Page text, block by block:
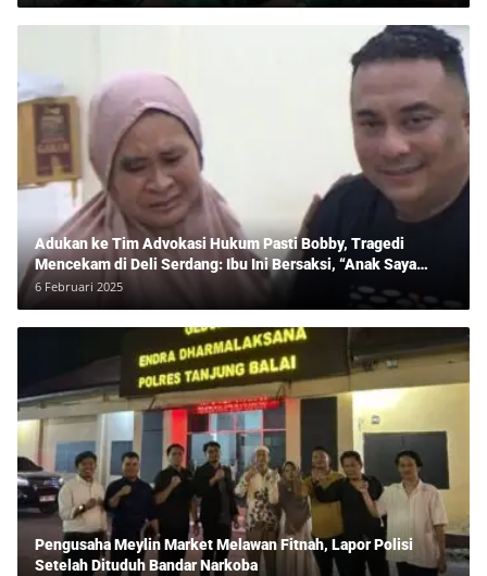
Adukan ke Tim Advokasi Hukum Pasti Bobby, Tragedi
Mencekam di Deli Serdang: Ibu Ini Bersaksi, “Anak Saya
Ditangkap Tanpa Bukti dan Bukan Bandar Narkoba!”
6 Februari 2025
Pengusaha Meylin Market Melawan Fitnah, Lapor Polisi
Setelah Dituduh Bandar Narkoba